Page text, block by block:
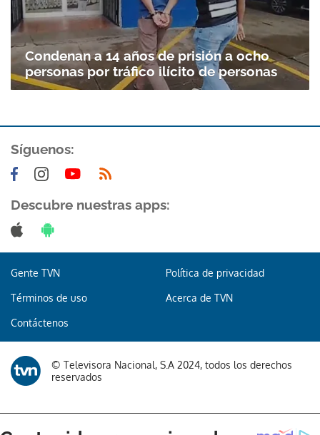
Condenan a 14 años de prisión a ocho
personas por tráfico ilícito de personas
Síguenos:
Descubre nuestras apps:
Gente TVN Política de privacidad
Términos de uso Acerca de TVN
Contáctenos
© Televisora Nacional, S.A 2024, todos los derechos
reservados